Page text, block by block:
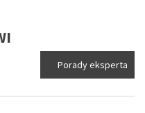
Porady eksperta